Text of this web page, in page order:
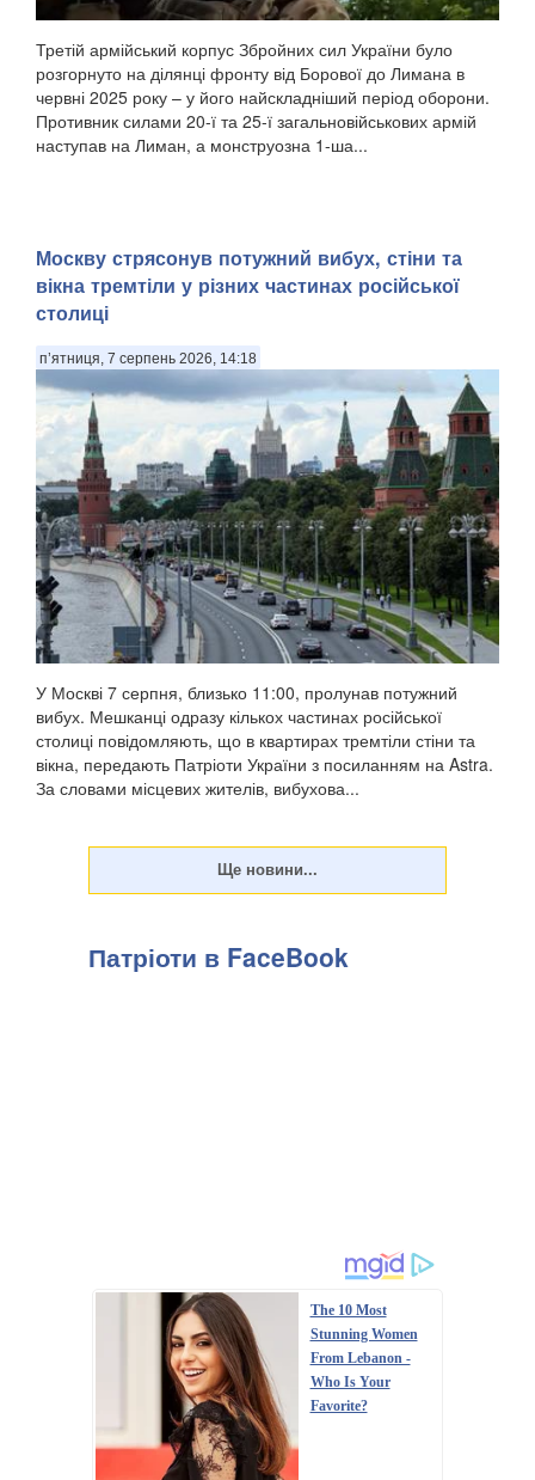
Третій армійський корпус Збройних сил України було
розгорнуто на ділянці фронту від Борової до Лимана в
червні 2025 року – у його найскладніший період оборони.
Противник силами 20-ї та 25-ї загальновійськових армій
наступав на Лиман, а монструозна 1-ша...
Москву стрясонув потужний вибух, стіни та
вікна тремтіли у різних частинах російської
столиці
п’ятниця, 7 серпень 2026, 14:18
У Москві 7 серпня, близько 11:00, пролунав потужний
вибух. Мешканці одразу кількох частинах російської
столиці повідомляють, що в квартирах тремтіли стіни та
вікна, передають Патріоти України з посиланням на Astra.
За словами місцевих жителів, вибухова...
Патріоти в FaceBook
The 10 Most
Stunning Women
From Lebanon -
Who Is Your
Favorite?